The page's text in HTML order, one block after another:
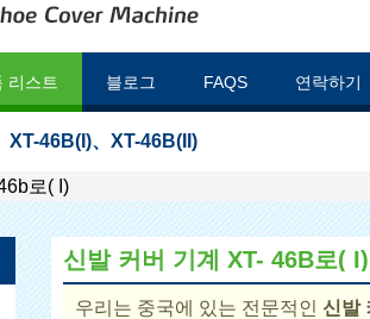
리스트 블로그 FAQS 연락하기
XT-46B(I)、 XT-46B(II)
로( I)
신발 커버 기계 XT- 46B로( I)
우리는 중국에 있는 전문적인 신발